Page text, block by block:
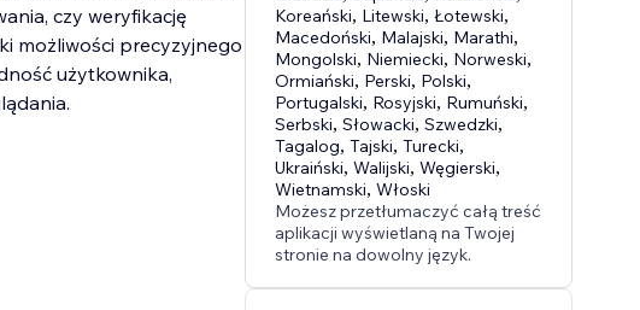
czy weryfikację
możliwości precyzyjnego
użytkownika,
Koreański, Litewski,Łotewski,
Macedoński, Malajski, Marathi,
Mongolski, Niemiecki, Norweski,
Ormiański, Perski, Polski,
Portugalski, Rosyjski, Rumuński,
Serbski,Słowacki,Szwedzki,
Tagalog,Tajski,Turecki,
Ukraiński,Walijski,Węgierski,
Wietnamski,Włoski
Możesz przetłumaczyć całą treść
aplikacji wyświetlaną na Twojej
stronie na dowolny język.